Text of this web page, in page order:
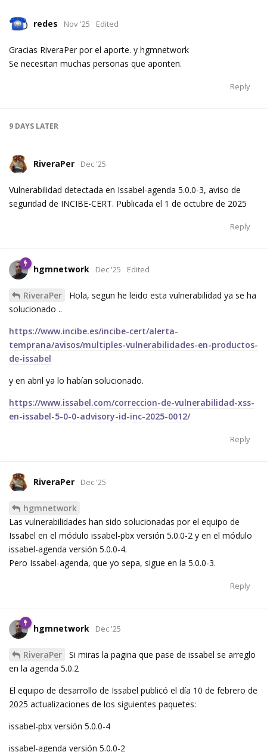
redes Nov '25 Edited
Gracias RiveraPer por el aporte. y hgmnetwork
Se necesitan muchas personas que aponten.
Reply
9 DAYS LATER
RiveraPer Dec '25
Vulnerabilidad detectada en Issabel-agenda 5.0.0-3, aviso de
seguridad de INCIBE-CERT. Publicada el 1 de octubre de 2025
Reply
hgmnetwork Dec '25 Edited
RiveraPer
Hola, segun he leido esta vulnerabilidad ya se ha
solucionado ..
https://www.incibe.es/incibe-cert/alerta-
temprana/avisos/multiples-vulnerabilidades-en-productos-
de-issabel
y en abril ya lo habían solucionado.
https://www.issabel.com/correccion-de-vulnerabilidad-xss-
en-issabel-5-0-0-advisory-id-inc-2025-0012/
Reply
RiveraPer Dec '25
hgmnetwork
Las vulnerabilidades han sido solucionadas por el equipo de
Issabel en el módulo issabel-pbx versión 5.0.0-2 y en el módulo
issabel-agenda versión 5.0.0-4.
Pero Issabel-agenda, que yo sepa, sigue en la 5.0.0-3.
Reply
hgmnetwork Dec '25
RiveraPer
Si miras la pagina que pase de issabel se arreglo
en la agenda 5.0.2
El equipo de desarrollo de Issabel publicó el día 10 de febrero de
2025 actualizaciones de los siguientes paquetes:
issabel-pbx versión 5.0.0-4
issabel-agenda versión 5.0.0-2